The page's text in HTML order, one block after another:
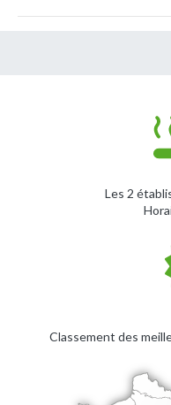
Les 2
Classement des